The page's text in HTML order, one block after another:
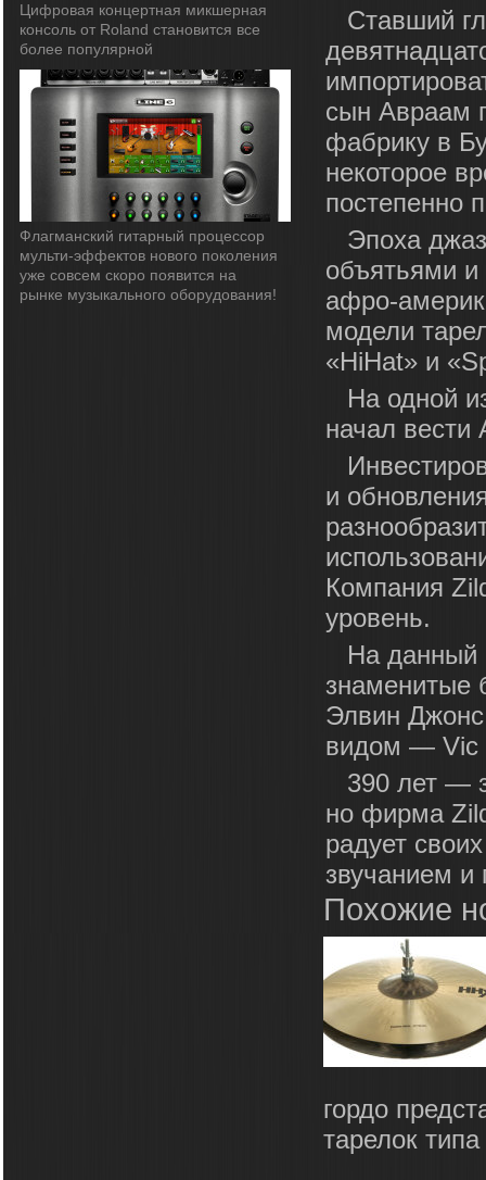
Цифровая концертная микшерная
консоль от Roland становится все
более популярной
Флагманский гитарный процессор
мульти-эффектов нового поколения
уже совсем скоро появится на
рынке музыкального оборудования!
Ставший
сын Авраам
фабрику в
некоторое
постепенно
Эпоха
объятьями и
афро-
модели
«HiHat» и
На одной
начал
и
Компания
уровень.
На данный
знаменитые
Элвин
видом — Vic
390 лет —
но фирма
радует
звучанием и
Похожие
гордо
тарелок